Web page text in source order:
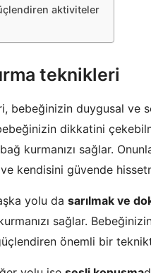
aktiviteler
teknikleri
bebeğinizin duygusal ve
dikkatini
kurmanızı sağlar.
kendisini güvende
yolu da sarılmak ve
sağlar.
önemli bir